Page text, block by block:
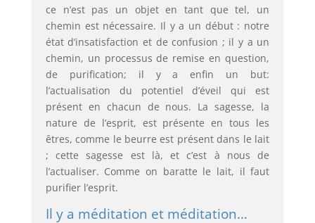
ce n’est pas un objet en tant que tel, un
chemin est nécessaire. Il y a un début : notre
état d’insatisfaction et de confusion ; il y a un
chemin, un processus de remise en question,
de purification; il y a enfin un but:
l’actualisation du potentiel d’éveil qui est
présent en chacun de nous. La sagesse, la
nature de l’esprit, est présente en tous les
êtres, comme le beurre est présent dans le lait
; cette sagesse est là, et c’est à nous de
l’actualiser. Comme on baratte le lait, il faut
purifier l’esprit.
Il y a méditation et méditation…